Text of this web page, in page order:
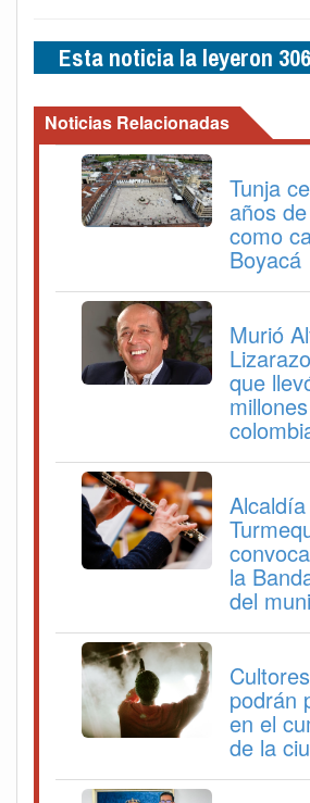
Esta noticia la leyeron
Noticias Relacionadas
Tunja
años
como
Boyacá
Murió
que
la
del
podrán
en el
de la